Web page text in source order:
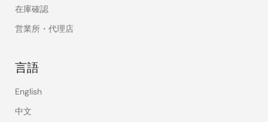
在庫確認
営業所・代理店
言語
English
中文